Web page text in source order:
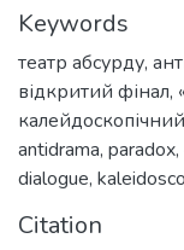
Keywords
театр абсурду,
відкритий фінал,
antidrama, paradox,
dialogue,
Citation